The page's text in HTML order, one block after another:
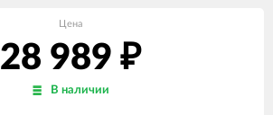
Цена
28 989 ₽
В наличии